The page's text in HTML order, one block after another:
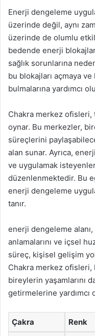
Enerji dengeleme
üzerinde değil, aynı
üzerinde de olumlu
bedende enerji
sağlık sorunlarına
bu blokajları açmaya
bulmalarına yardımcı
Chakra merkez
oynar. Bu merkezler,
süreçlerini
alan sunar. Ayrıca,
ve uygulamak
düzenlenmektedir. Bu
enerji dengeleme
tanır.
enerji dengeleme
anlamalarını ve içsel
süreç, kişisel gelişim
Chakra merkez
bireylerin yaşamlarını
getirmelerine yardımcı
Çakra Renk